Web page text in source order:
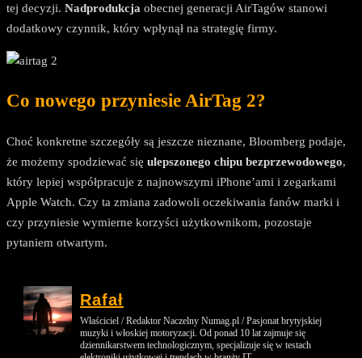
tej decyzji. Nadprodukcja obecnej generacji AirTagów stanowi
dodatkowy czynnik, który wpłynął na strategię firmy.
Co nowego przyniesie AirTag 2?
Choć konkretne szczegóły są jeszcze nieznane, Bloomberg podaje,
że możemy spodziewać się ulepszonego chipu bezprzewodowego,
który lepiej współpracuje z najnowszymi iPhone’ami i zegarkami
Apple Watch. Czy ta zmiana zadowoli oczekiwania fanów marki i
czy przyniesie wymierne korzyści użytkownikom, pozostaje
pytaniem otwartym.
Rafał
Właściciel / Redaktor Naczelny Numag.pl / Pasjonat brytyjskiej
muzyki i włoskiej motoryzacji. Od ponad 10 lat zajmuje się
dziennikarstwem technologicznym, specjalizuje się w testach